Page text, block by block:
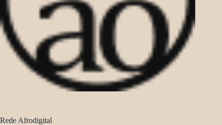
Rede Afrodigital